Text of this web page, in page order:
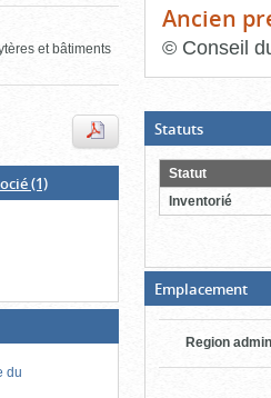
et bâtiments
(1)
du
Ancien
© Conseil
bloc
d'onglets
Statuts(Boite
ouverte,
cliquer
pour
fermer)
Statut
Inventorié
Emplacement
Region